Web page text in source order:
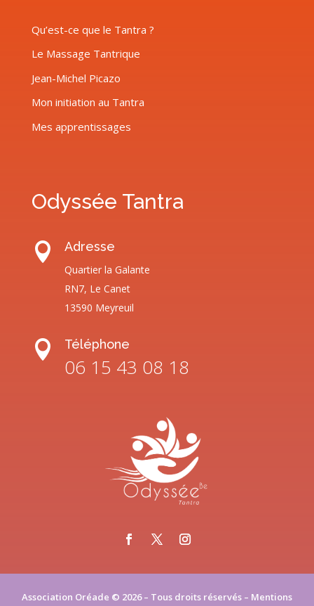
Qu’est-ce que le Tantra ?
Le Massage Tantrique
Jean-Michel Picazo
Mon initiation au Tantra
Mes apprentissages
Odyssée Tantra
 Adresse
Quartier la Galante
RN7, Le Canet
13590 Meyreuil
 Téléphone
06 15 43 08 18
Association Oréade © 2026 – Tous droits réservés – Mentions